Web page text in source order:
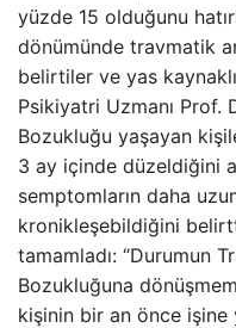
yüzde 15 olduğunu
dönümünde travmatik
belirtiler ve yas
Psikiyatri Uzmanı Prof.
Bozukluğu yaşayan
3 ay içinde düzeldiğini
semptomların daha
kronikleşebildiğini
tamamladı: “Durumun
Bozukluğuna
kişinin bir an önce